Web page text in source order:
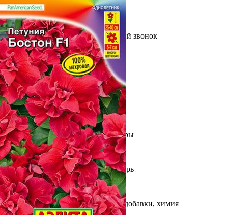
Выберите город
Обратный звонокЗаказать обратный звонок
Каталог
Семена
Грунты
Газонные травы, сидераты
Горшки, рассадники, аксессуары
Посадочный материал
Садовый инструмент, инвентарь
Консервирование
Средства защиты, удобрения, добавки, химия